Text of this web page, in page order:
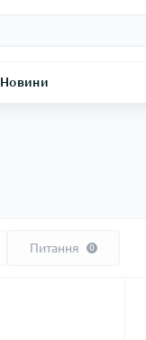
Новини
Питання 0